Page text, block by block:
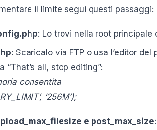
il limite segui questi passaggi:
: Lo trovi nella root principale
: Scaricalo via FTP o usa l’editor
“That’s all, stop editing”:
consentita
‘256M’);
e post_max_size